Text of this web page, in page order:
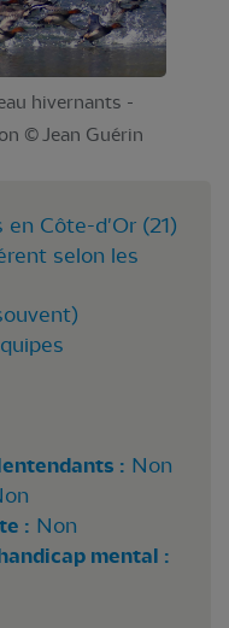
hivernants -
© Jean Guérin
Côte-d'Or (21)
selon les
: Non
: Non
mental :